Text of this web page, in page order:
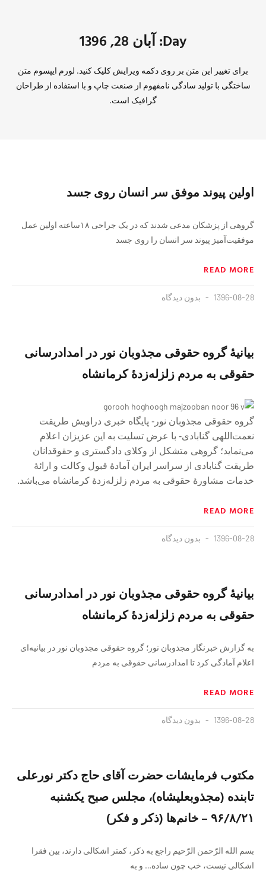
Day: آبان 28, 1396
برای تغییر این متن بر روی دکمه ویرایش کلیک کنید. لورم ایپسوم متن
ساختگی با تولید سادگی نامفهوم از صنعت چاپ و با استفاده از طراحان
گرافیک است.
اولین پیوند موفق سر انسان روی جسد
گروهی از پزشکان مدعی شدند که در یک جراحی ۱۸ساعته اولین عمل
موفقیت‌آمیز پیوند سر انسان را روی جسد
READ MORE
1396-08-28 بدون دیدگاه
بيانيهٔ گروه حقوقى مجذوبان نور در امدادرسانى
حقوقى به مردم زلزله‌زدهٔ كرمانشاه
گروه حقوقى مجذوبان نور- پايگاه خبرى دراويش طریقت
نعمت‌اللهی گنابادى- با عرض تسلیت به این عزیزان اعلام
می‌نماید؛ گروهی متشكل از وكلاى دادگسترى و حقوقدانان
طریقت گنابادی از سراسر ايران آمادهٔ قبول وکالت و ارائهٔ
خدمات مشاورهٔ حقوقی به مردم زلزله‌زدهٔ كرمانشاه مى‌باشد.
READ MORE
1396-08-28 بدون دیدگاه
بيانيهٔ گروه حقوقى مجذوبان نور در امدادرسانى
حقوقى به مردم زلزله‌زدهٔ كرمانشاه
به گزارش خبرنگار مجذوبان نور؛ گروه حقوقی مجذوبان نور در بیانیه‌ای
اعلام آمادگی کرد تا امدادرسانى حقوقى به مردم
READ MORE
1396-08-28 بدون دیدگاه
مکتوب فرمایشات حضرت آقای حاج دکتر نورعلی
تابنده (مجذوبعلیشاه)، مجلس صبح يكشنبه
۹۶/٨/۲۱ – خانم‌ها (ذكر و فكر)
بسم الله الرّحمن الرّحیم راجع به ذکر، کمتر اشکالی دارند، بین فقرا
اشکالی نیست، خب چون ساده… و به‌